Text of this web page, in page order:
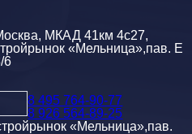
МКАД 41км 4с27,
«Мельница»,пав. Е
6
8 495 764-90-77
8 926 564-89-25
«Мельница»,пав.